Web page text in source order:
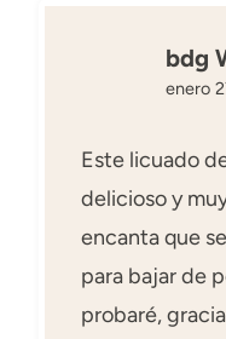
bdg
enero
Este licuado
delicioso y
encanta que
para bajar de
probaré,